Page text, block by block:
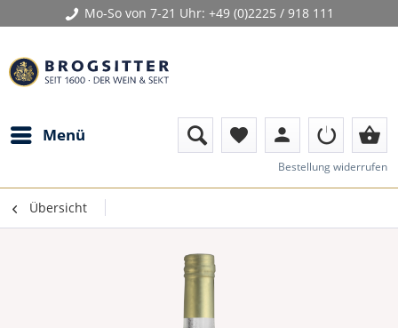
Mo-So von 7-21 Uhr: +49 (0)2225 / 918 111
Menü favorite person shopping_basket
Bestellung widerrufen
Übersicht